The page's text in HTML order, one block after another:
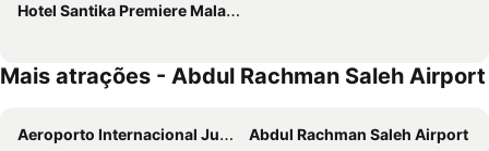
Hotel Santika Premiere Malang
Mais atrações - Abdul Rachman Saleh Airport
Aeroporto Internacional Juanda
Abdul Rachman Saleh Airport